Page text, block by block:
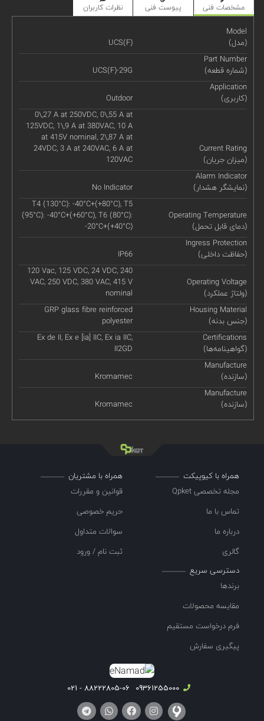
مشخصات فنی پیوست فنی نظرات کاربران
Model
(مدل)
UCS(F)
Part Number
(شماره قطعه)
UCS(F)-29G
Application
(کاربری)
Outdoor
Current Rating
(میزان جریان)
0\,27 A at 250VDC, 0\,55 A at
125VDC, 1\,9 A at 380VAC, 10 A
at 415V nominal, 2\,87 A at
24VDC, 3 A at 240VAC, 6 A at
120VAC
Alarm Indicator
(نمایشگر هشدار)
No Indicator
Operating Temperature
(دمای قابل تحمل)
T4 (130°C): -40°C+(+80°C), T5
(95°C): -40°C+(+60°C), T6 (80°C):
-20°C+(+40°C)
Ingress Protection
(حفاظت داخلی)
IP66
Operating Voltage
(ولتاژ عملکرد)
120 Vac, 125 VDC, 24 VDC, 240
VAC, 250 VDC, 380 VAC, 415 V
nominal
Housing Material
(جنس بدنه)
GRP glass fibre reinforced
polyester
Certifications
(گواهینامه‌ها)
Ex de II, Ex e [ia] IIC, Ex ia IIC,
II2GD
Manufacture
(سازنده)
Kromamec
Manufacture
(سازنده)
Kromamec
همراه با کیوپیکت
مجله تخصصی Qpket
تماس با ما
درباره ما
گالری
همراه با مشتریان
قوانین و مقررات
حریم خصوصی
سوالات متداول
ثبت نام / ورود
دسترسی سریع
برندها
مقایسه محصولات
فرم درخواست مستقیم
پیگیری سفارش
09361255000
88222805-06 - 021